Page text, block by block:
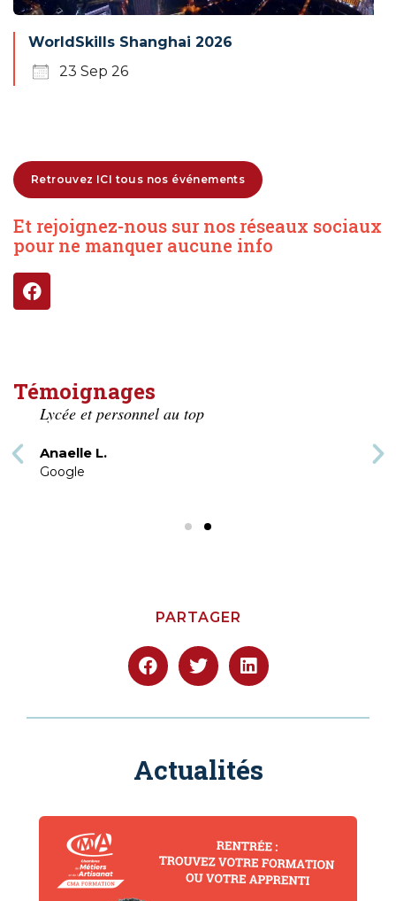
WorldSkills Shanghai 2026
23 Sep 26
Retrouvez ICI tous nos événements
Et rejoignez-nous sur nos réseaux sociaux
pour ne manquer aucune info
Témoignages
Lycée et personnel au top
Anaelle L.
Google
PARTAGER
Actualités